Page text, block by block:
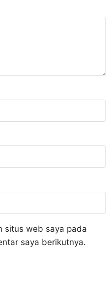
situs web saya pada
saya berikutnya.